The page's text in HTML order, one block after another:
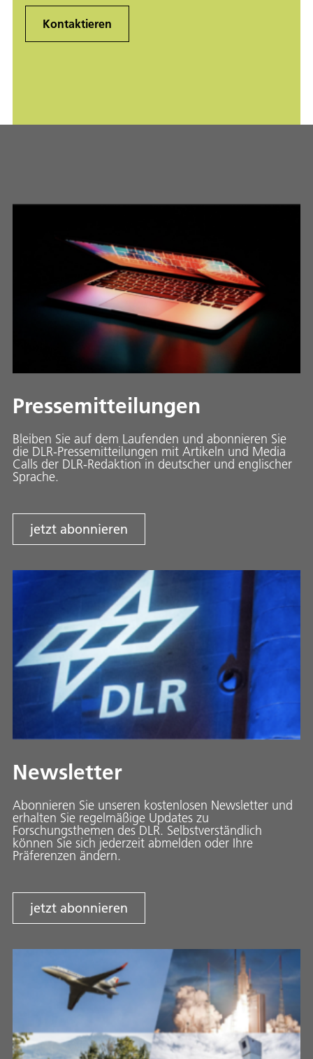
Kontaktieren
Pressemitteilungen
Bleiben Sie auf dem Laufenden und abonnieren Sie
die DLR-Pressemitteilungen mit Artikeln und Media
Calls der DLR-Redaktion in deutscher und englischer
Sprache.
jetzt abonnieren
Newsletter
Abonnieren Sie unseren kostenlosen Newsletter und
erhalten Sie regelmäßige Updates zu
Forschungsthemen des DLR. Selbstverständlich
können Sie sich jederzeit abmelden oder Ihre
Präferenzen ändern.
jetzt abonnieren